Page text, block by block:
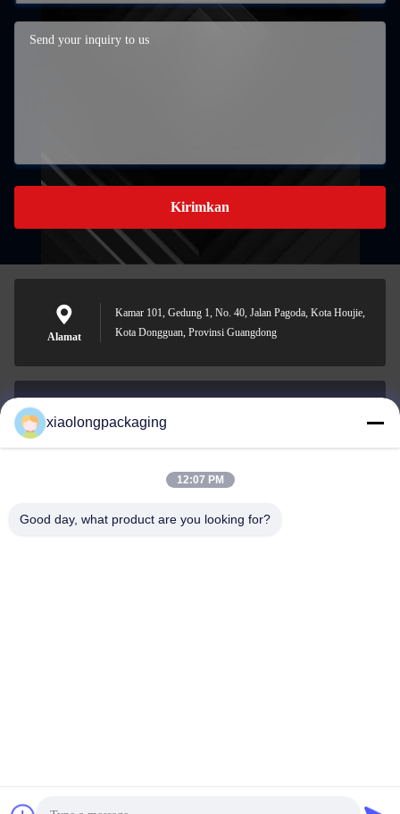
Kirimkan
Alamat
Kamar 101, Gedung 1, No. 40, Jalan Pagoda, Kota Houjie,
Kota Dongguan, Provinsi Guangdong
Tina@xiaolongpackaging.com
0086-15322891631
xiaolongpackaging
12:07 PM
Good day, what product are you looking for?